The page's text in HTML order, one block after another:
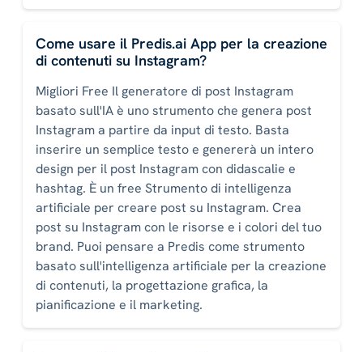
Come usare il Predis.ai App per la creazione
di contenuti su Instagram?
Migliori Free Il generatore di post Instagram
basato sull'IA è uno strumento che genera post
Instagram a partire da input di testo. Basta
inserire un semplice testo e genererà un intero
design per il post Instagram con didascalie e
hashtag. È un free Strumento di intelligenza
artificiale per creare post su Instagram. Crea
post su Instagram con le risorse e i colori del tuo
brand. Puoi pensare a Predis come strumento
basato sull'intelligenza artificiale per la creazione
di contenuti, la progettazione grafica, la
pianificazione e il marketing.